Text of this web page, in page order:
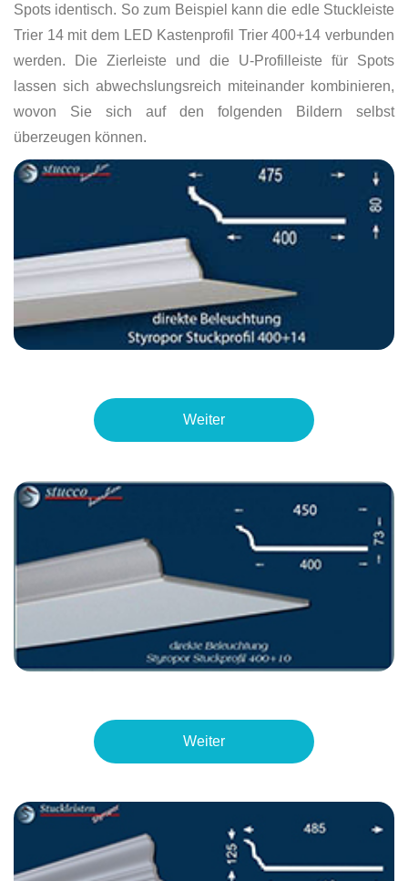
Spots identisch. So zum Beispiel kann die edle Stuckleiste
Trier 14 mit dem LED Kastenprofil Trier 400+14 verbunden
werden. Die Zierleiste und die U-Profilleiste für Spots
lassen sich abwechslungsreich miteinander kombinieren,
wovon Sie sich auf den folgenden Bildern selbst
überzeugen können.
Weiter
Weiter